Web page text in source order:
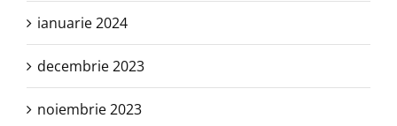
ianuarie 2024
decembrie 2023
noiembrie 2023